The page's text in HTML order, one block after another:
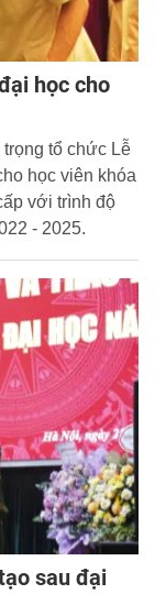
học cho
tổ chức Lễ
học viên khóa
với trình độ
- 2025.
sau đại